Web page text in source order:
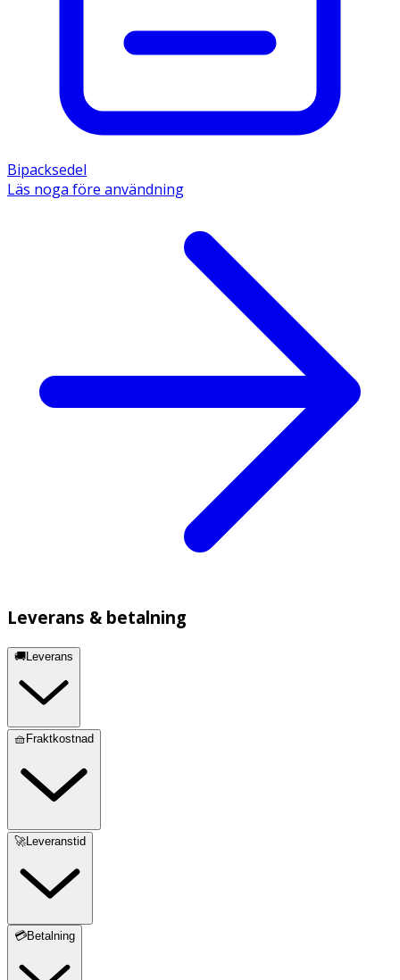
Bipacksedel
Läs noga före användning
Leverans & betalning
🚚Leverans
🧺Fraktkostnad
🚀Leveranstid
💳Betalning